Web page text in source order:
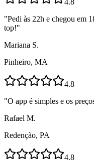
"Pedi às 22h e chegou em
top!"
Mariana S.
Pinheiro, MA
4.8
"O app é simples e os
Rafael M.
Redenção, PA
4.8